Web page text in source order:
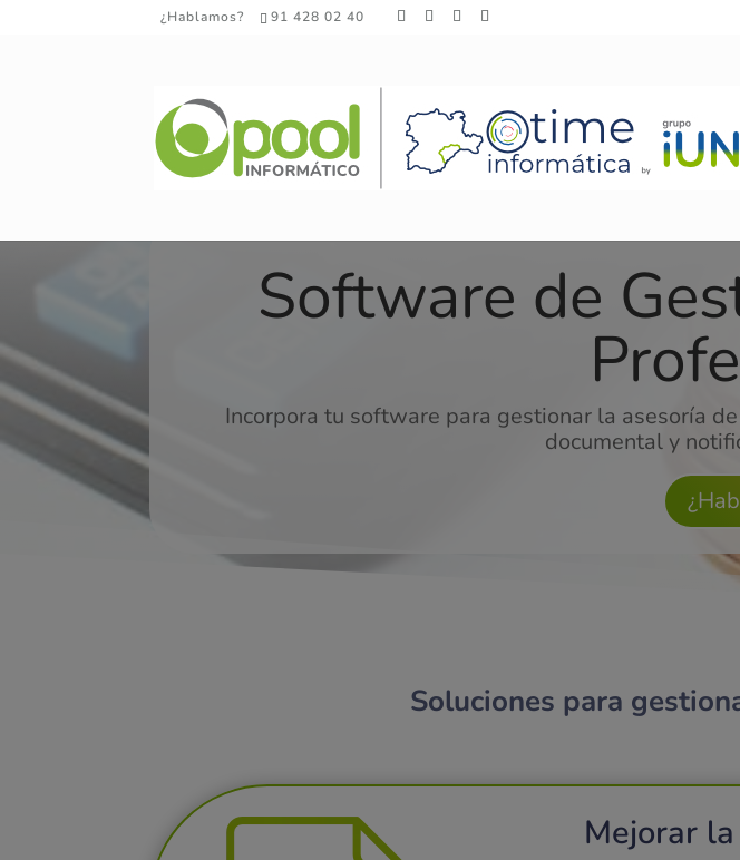
¿Hablamos? 91 428 02 40
Software de
Incorpora tu software para gestionar la asesoría
documental y
Soluciones para
Mejorar